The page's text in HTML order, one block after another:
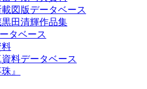
載図版データベース
田清輝作品集
タベース
料
料データベース
』